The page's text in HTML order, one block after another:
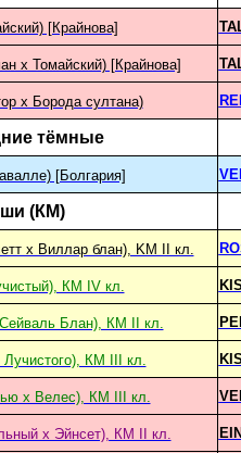
[Крайнова]
x Томайский) [Крайнова]
х Борода султана)
тёмные
[Болгария]
(КМ)
х Виллар блан), KM II кл.
КМ IV кл.
Блан), КМ II кл.
КМ III кл.
х Велес), КМ III кл.
х Эйнсет), КМ II кл.